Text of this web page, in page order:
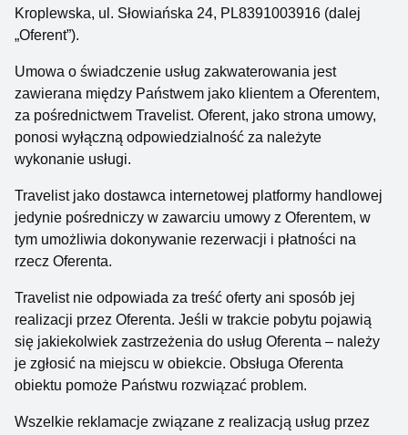
Ptaków – monumentalnej rzeźby Władysława
Hasiora, z której przy okazji ważnych uroczystości
Kroplewska, ul. Słowiańska 24, PL8391003916 (dalej
„Oferent”).
Umowa o świadczenie usług zakwaterowania jest
zawierana między Państwem jako klientem a Oferentem,
za pośrednictwem Travelist. Oferent, jako strona umowy,
ponosi wyłączną odpowiedzialność za należyte
wykonanie usługi.
Travelist jako dostawca internetowej platformy handlowej
jedynie pośredniczy w zawarciu umowy z Oferentem, w
tym umożliwia dokonywanie rezerwacji i płatności na
rzecz Oferenta.
Travelist nie odpowiada za treść oferty ani sposób jej
realizacji przez Oferenta. Jeśli w trakcie pobytu pojawią
się jakiekolwiek zastrzeżenia do usług Oferenta – należy
je zgłosić na miejscu w obiekcie. Obsługa Oferenta
obiektu pomoże Państwu rozwiązać problem.
Wszelkie reklamacje związane z realizacją usług przez